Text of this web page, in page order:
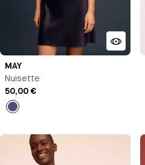
MAY
Nuisette
50,00 €
Bleu